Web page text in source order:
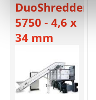
DuoShredder
5750 - 4,6 x
34 mm